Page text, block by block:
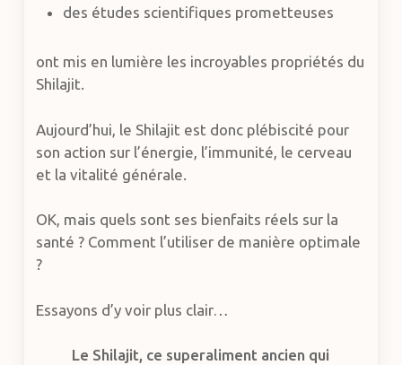
des études scientifiques prometteuses
ont mis en lumière les incroyables propriétés du
Shilajit.
Aujourd’hui, le Shilajit est donc plébiscité pour
son action sur l’énergie, l’immunité, le cerveau
et la vitalité générale.
OK, mais quels sont ses bienfaits réels sur la
santé ? Comment l’utiliser de manière optimale
?
Essayons d’y voir plus clair…
Le Shilajit, ce superaliment ancien qui